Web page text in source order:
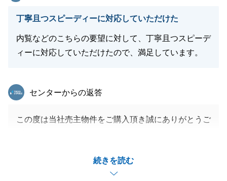
丁寧且つスピーディーに対応していただけた
内覧などのこちらの要望に対して、丁寧且つスピーデ
ィーに対応していただけたので、満足しています。
続きを読む
東急リバブル
センターからの返答
この度は当社売主物件をご購入頂き誠にありがとうご
力をいただき無事にお取引が完了できました。
今後お気づきの点がございましたら、お気軽にご相談